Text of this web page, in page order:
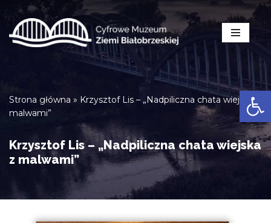
Przejdź
do
Strona główna » Krzysztof Lis – „Nadpiliczna chata wiejska z
malwami”
Krzysztof Lis – „Nadpiliczna chata wiejska
z malwami”